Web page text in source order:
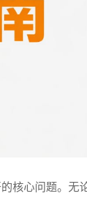
核心问题。无